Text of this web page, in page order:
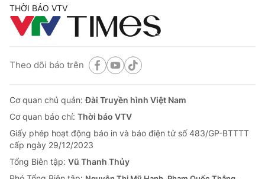
THỜI BÁO VTV
Theo dõi báo trên
Cơ quan chủ quản:Đài Truyền hình Việt Nam
Cơ quan báo chí: Thời báo VTV
Giấy phép hoạt động báo in và báo điện tử số 483/GP-BTTTT
cấp ngày 29/12/2023
Tổng Biên tập: Vũ Thanh Thủy